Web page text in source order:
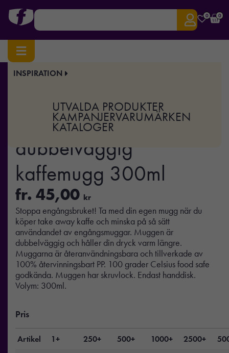
0 0
INSPIRATION
UTVALDA PRODUKTER
KAMPANJERVARUMÄRKEN
KATALOGER
Hem/Drinkware/ Muggar
Återanvändningsbar
dubbelväggig
kaffemugg 300ml
fr. 45,00 kr
Stoppa engångsbruket! Ta med din egen mugg när du
köper take away kaffe och minska på så sätt
användandet av engångsmuggar. Muggen är
dubbelväggig och håller din dryck varm längre.
Muggarna är återanvändningsbara och tillverkade av
100% återvinningsbart PP. 100 grader Celsius food safe
godkända. Muggen har skruvlock. Endast handdisk.
Volym: 300ml.
Pris
Artikel 1+ 250+ 500+ 1000+ 2500+